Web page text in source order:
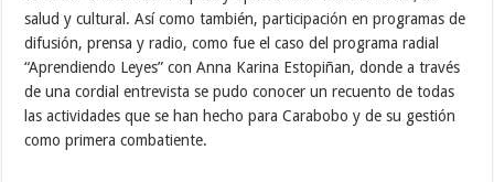
salud y cultural. Así como también, participación en programas de
difusión, prensa y radio, como fue el caso del programa radial
“Aprendiendo Leyes” con Anna Karina Estopiñan, donde a través
de una cordial entrevista se pudo conocer un recuento de todas
las actividades que se han hecho para Carabobo y de su gestión
como primera combatiente.